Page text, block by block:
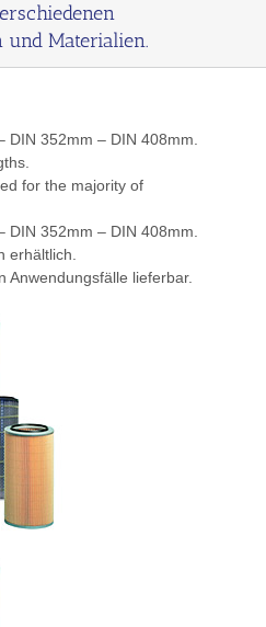
und Materialien.
DIN 352mm – DIN 408mm.
for the majority of
DIN 352mm – DIN 408mm.
erhältlich.
Anwendungsfälle lieferbar.